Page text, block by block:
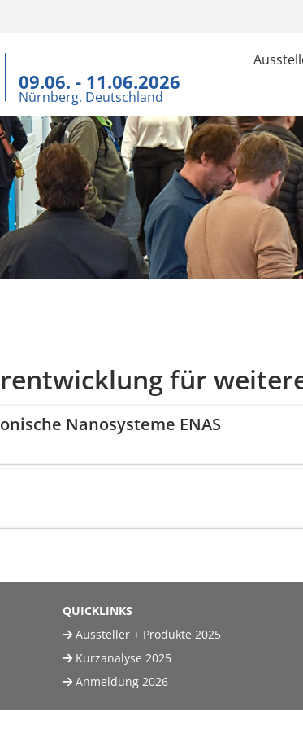
09.06. - 11.06.2026
Nürnberg, Deutschland
für
Nanosysteme ENAS
QUICKLINKS
Aussteller + Produkte 2025
Kurzanalyse 2025
Anmeldung 2026